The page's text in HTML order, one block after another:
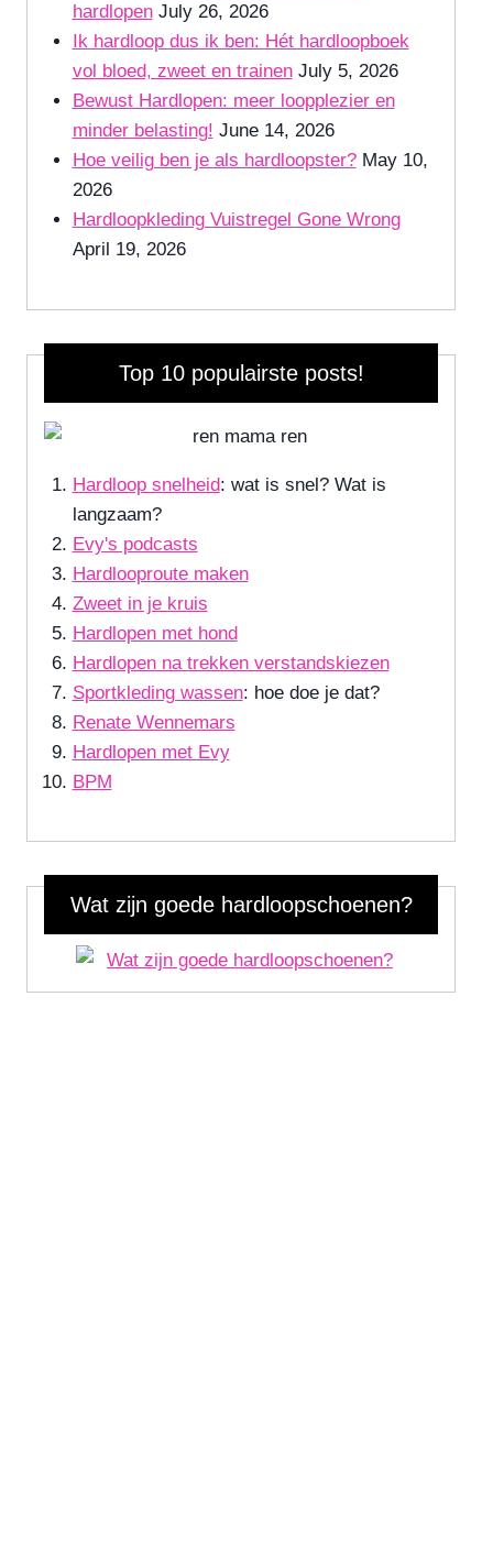
hardlopen July 26, 2026
Ik hardloop dus ik ben: Hét hardloopboek
vol bloed, zweet en trainen July 5, 2026
Bewust Hardlopen: meer loopplezier en
minder belasting! June 14, 2026
Hoe veilig ben je als hardloopster? May 10,
2026
Hardloopkleding Vuistregel Gone Wrong
April 19, 2026
Top 10 populairste posts!
Hardloop snelheid: wat is snel? Wat is
langzaam?
Evy's podcasts
Hardlooproute maken
Zweet in je kruis
Hardlopen met hond
Hardlopen na trekken verstandskiezen
Sportkleding wassen: hoe doe je dat?
Renate Wennemars
Hardlopen met Evy
BPM
Wat zijn goede hardloopschoenen?